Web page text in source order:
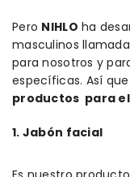
Pero NIHLO ha
masculinos llamada
para nosotros y
específicas. Así
productos para
1. Jabón facial